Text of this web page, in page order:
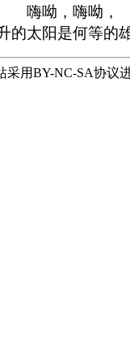
嗨呦，嗨呦，
的太阳是何等的
用BY-NC-SA协议